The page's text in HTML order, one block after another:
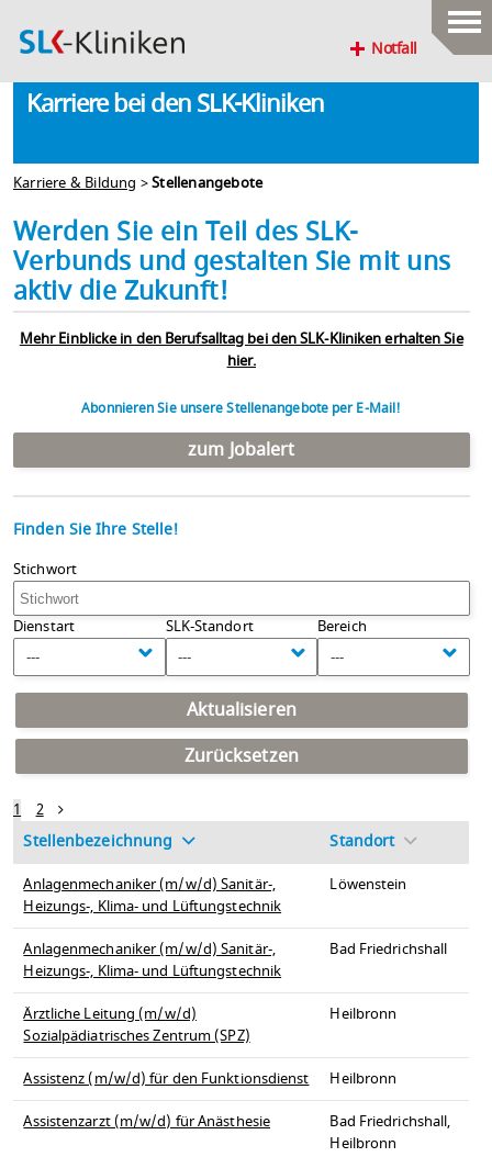
Notfall
Karriere bei den SLK-Kliniken
Karriere & Bildung >Stellenangebote
Werden Sie ein Teil des SLK-
Verbunds und gestalten Sie mit uns
aktiv die Zukunft!
Mehr Einblicke in den Berufsalltag bei den SLK-Kliniken erhalten Sie
hier.
Abonnieren Sie unsere Stellenangebote per E-Mail!
zum Jobalert
Finden Sie Ihre Stelle!
Stichwort
Dienstart
---
SLK-Standort
---
Bereich
---
Aktualisieren
Zurücksetzen
1
2
Stellenbezeichnung
Standort
Anlagenmechaniker (m/w/d) Sanitär-,
Heizungs-, Klima- und Lüftungstechnik
Löwenstein
Anlagenmechaniker (m/w/d) Sanitär-,
Heizungs-, Klima- und Lüftungstechnik
Bad Friedrichshall
Ärztliche Leitung (m/w/d)
Sozialpädiatrisches Zentrum (SPZ)
Heilbronn
Assistenz (m/w/d) für den Funktionsdienst
Heilbronn
Assistenzarzt (m/w/d) für Anästhesie
Bad Friedrichshall,
Heilbronn